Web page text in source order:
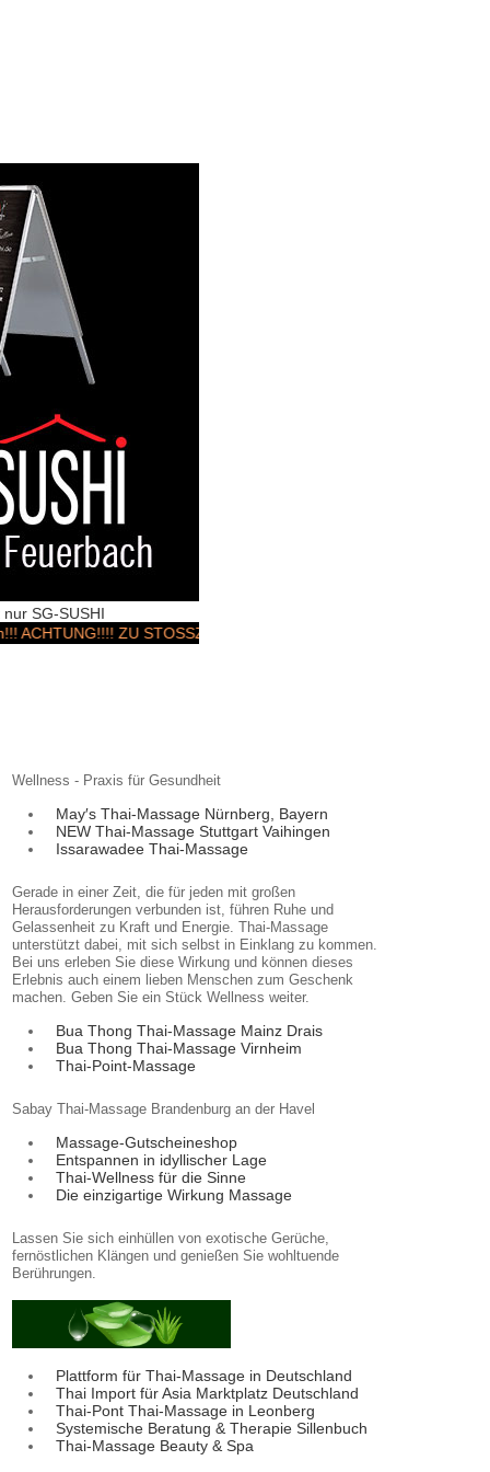
SG-SUSHI
ZU STOSSZEITEN & Wochenenden KANN ES ZU
Wellness - Praxis für Gesundheit
May′s Thai-Massage Nürnberg, Bayern
NEW Thai-Massage Stuttgart Vaihingen
Issarawadee Thai-Massage
Gerade in einer Zeit, die für jeden mit großen
Herausforderungen verbunden ist, führen Ruhe und
Gelassenheit zu Kraft und Energie. Thai-Massage
unterstützt dabei, mit sich selbst in Einklang zu kommen.
Bei uns erleben Sie diese Wirkung und können dieses
Erlebnis auch einem lieben Menschen zum Geschenk
machen. Geben Sie ein Stück Wellness weiter.
Bua Thong Thai-Massage Mainz Drais
Bua Thong Thai-Massage Virnheim
Thai-Point-Massage
Sabay Thai-Massage Brandenburg an der Havel
Massage-Gutscheineshop
Entspannen in idyllischer Lage
Thai-Wellness für die Sinne
Die einzigartige Wirkung Massage
Lassen Sie sich einhüllen von exotische Gerüche,
fernöstlichen Klängen und genießen Sie wohltuende
Berührungen.
Plattform für Thai-Massage in Deutschland
Thai Import für Asia Marktplatz Deutschland
Thai-Pont Thai-Massage in Leonberg
Systemische Beratung & Therapie Sillenbuch
Thai-Massage Beauty & Spa